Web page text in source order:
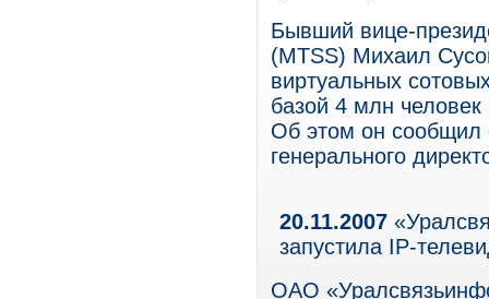
Бывший вице-
(MTSS) Михаил
виртуальных
базой 4 млн
Об этом он сообщил
генерального
20.11.2007
запустила IP-
ОАО